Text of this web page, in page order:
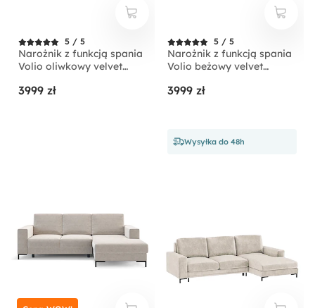
5 / 5
Narożnik z funkcją spania
Volio oliwkowy velvet
3999 zł
5 / 5
Narożnik z funkcją spania
Volio beżowy velvet
3999 zł
Wysyłka do 48h